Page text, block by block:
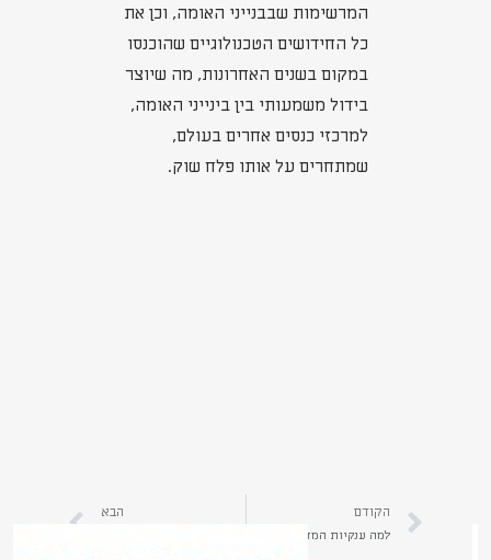
המרשימות שבבנייני האומה, וכן את
כל החידושים הטכנולוגיים שהוכנסו
במקום בשנים האחרונות, מה שיוצר
בידול משמעותי בין בינייני האומה,
למרכזי כנסים אחרים בעולם,
שמתחרים על אותו פלח שוק.
הקודם הבא